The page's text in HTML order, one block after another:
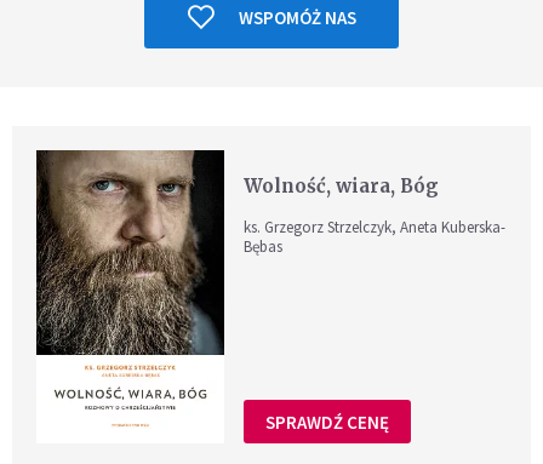
WSPOMÓŻ NAS
Wolność, wiara, Bóg
ks. Grzegorz Strzelczyk, Aneta Kuberska-
Bębas
SPRAWDŹ CENĘ